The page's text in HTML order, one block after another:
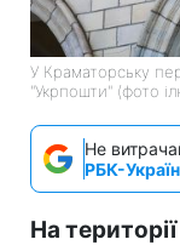
У Краматорську
"Укрпошти" (фото
Не
РБК-
На